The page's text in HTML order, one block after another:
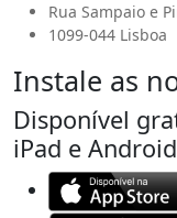
Rua Sampaio e
1099-044 Lisboa
Instale as
Disponível
iPad e Android